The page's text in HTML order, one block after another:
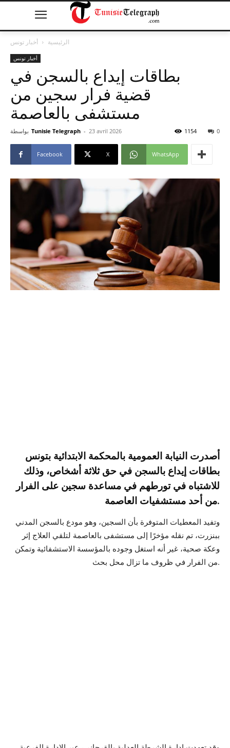
الرئيسية أخبار تونس
أخبار تونس
بطاقات إيداع بالسجن في
قضية فرار سجين من
مستشفى بالعاصمة
بواسطة Tunisie Telegraph - 23 avril 2026 0
1154
Facebook X WhatsApp
أصدرت النيابة العمومية بالمحكمة الابتدائية بتونس
بطاقات إيداع بالسجن في حق ثلاثة أشخاص، وذلك
للاشتباه في تورطهم في مساعدة سجين على الفرار
من أحد مستشفيات العاصمة.
وتفيد المعطيات المتوفرة بأن السجين، وهو مودع بالسجن المدني
ببنزرت، تم نقله مؤخرًا إلى مستشفى بالعاصمة لتلقي العلاج إثر
وعكة صحية، غير أنه استغل وجوده بالمؤسسة الاستشفائية وتمكن
من الفرار في ظروف ما تزال محل بحث.